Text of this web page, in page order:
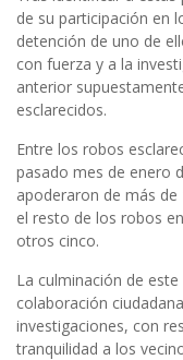
de su participación en
detención de uno de
con fuerza y a la
anterior
esclarecidos.
Entre los robos
pasado mes de enero
apoderaron de más de
el resto de los robos
otros cinco.
La culminación de este
colaboración
investigaciones, con res
tranquilidad a los